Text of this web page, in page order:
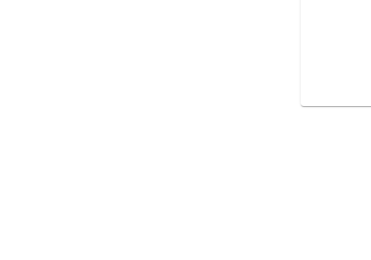
Det självständiga
Information om artikeln